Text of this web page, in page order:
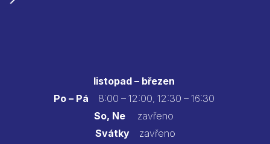
listopad – březen
Po – Pá 8:00 – 12:00, 12:30 – 16:30
So, Ne zavřeno
Svátkyzavřeno